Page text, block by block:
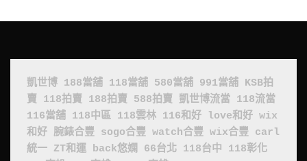
凱世博 188當舖 118當舖 580當舖 991當舖 KSB拍
賣
118拍賣 188拍賣 588拍賣 凱世博流當 118流當
116當舖 118中區 118雲林 116和好 love和好 wix
和好
腕錶合豐 sogo合豐 watch合豐 wix合豐 carl
統一 ZT和運 back悠嫻 66台北 118台中
118彰化